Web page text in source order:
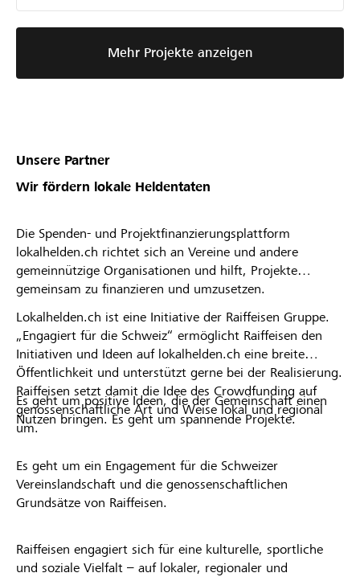
Mehr Projekte anzeigen
Unsere Partner
Wir fördern lokale Heldentaten
Die Spenden- und Projektfinanzierungsplattform
lokalhelden.ch richtet sich an Vereine und andere
gemeinnützige Organisationen und hilft, Projekte
gemeinsam zu finanzieren und umzusetzen.
Lokalhelden.ch ist eine Initiative der Raiffeisen Gruppe.
„Engagiert für die Schweiz“ ermöglicht Raiffeisen den
Initiativen und Ideen auf lokalhelden.ch eine breite
Öffentlichkeit und unterstützt gerne bei der Realisierung.
Raiffeisen setzt damit die Idee des Crowdfunding auf
genossenschaftliche Art und Weise lokal und regional
um.
Es geht um positive Ideen, die der Gemeinschaft einen
Nutzen bringen. Es geht um spannende Projekte.
Es geht um ein Engagement für die Schweizer
Vereinslandschaft und die genossenschaftlichen
Grundsätze von Raiffeisen.
Raiffeisen engagiert sich für eine kulturelle, sportliche
und soziale Vielfalt – auf lokaler, regionaler und